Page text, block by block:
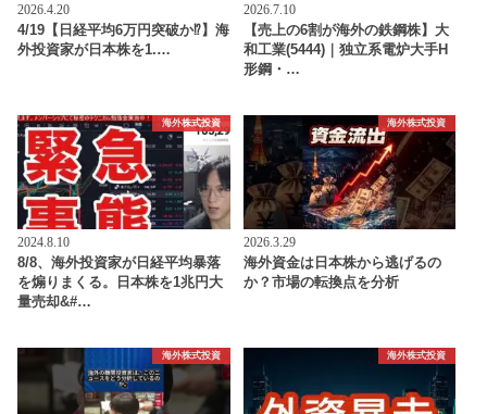
2026.4.20
4/19【日経平均6万円突破か⁉】海
外投資家が日本株を1.…
2026.7.10
【売上の6割が海外の鉄鋼株】大
和工業(5444)｜独立系電炉大手H
形鋼・…
海外株式投資
2024.8.10
8/8、海外投資家が日経平均暴落
を煽りまくる。日本株を1兆円大
量売却&#…
海外株式投資
2026.3.29
海外資金は日本株から逃げるの
か？市場の転換点を分析
海外株式投資 海外株式投資